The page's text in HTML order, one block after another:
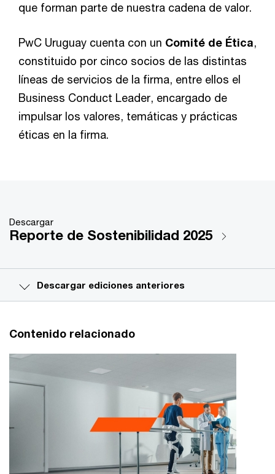
que forman parte de nuestra cadena de valor.
PwC Uruguay cuenta con un Comité de Ética,
constituido por cinco socios de las distintas
líneas de servicios de la firma, entre ellos el
Business Conduct Leader, encargado de
impulsar los valores, temáticas y prácticas
éticas en la firma.
Descargar
Reporte de Sostenibilidad 2025
Descargar ediciones anteriores
Contenido relacionado